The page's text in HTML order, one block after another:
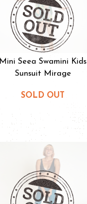
Mini Seea Swamini Kids
Sunsuit Mirage
SOLD OUT